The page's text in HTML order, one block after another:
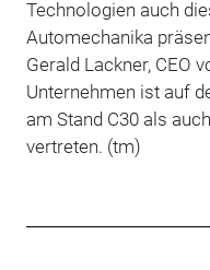
Technologien auch
Automechanika
Gerald Lackner, CEO
Unternehmen ist auf
am Stand C30 als
vertreten. (tm)